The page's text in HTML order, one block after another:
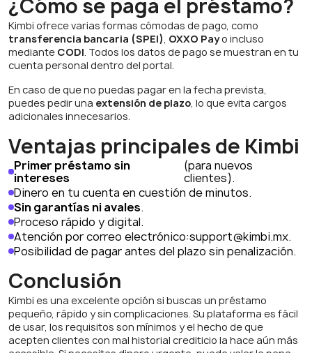
¿Cómo se paga el préstamo?
Kimbi ofrece varias formas cómodas de pago, como
transferencia bancaria (SPEI), OXXO Payo incluso
mediante CODI. Todos los datos de pago se muestran en tu
cuenta personal dentro del portal.
En caso de que no puedas pagar en la fecha prevista,
puedes pedir una extensión de plazo, lo que evita cargos
adicionales innecesarios.
Ventajas principales de Kimbi
Primer préstamo sin
intereses
(para nuevos
clientes).
Dinero en tu cuenta en cuestión de minutos.
Sin garantías ni avales.
Proceso rápido y digital.
Atención por correo electrónico:support@kimbi.mx.
Posibilidad de pagar antes del plazo sin penalización.
Conclusión
Kimbi es una excelente opción si buscas un préstamo
pequeño, rápido y sin complicaciones. Su plataforma es fácil
de usar, los requisitos son mínimos y el hecho de que
acepten clientes con mal historial crediticio la hace aún más